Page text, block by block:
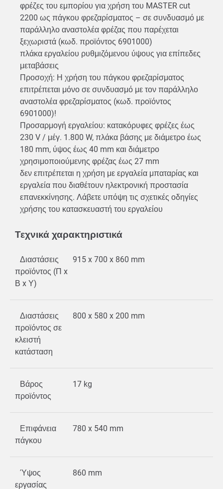
φρέζες του εμπορίου για χρήση του MASTER cut
2200 ως πάγκου φρεζαρίσματος – σε συνδυασμό με
παράλληλο αναστολέα φρέζας που παρέχεται
ξεχωριστά (κωδ. προϊόντος 6901000)
πλάκα εργαλείου ρυθμιζόμενου ύψους για επίπεδες
μεταβάσεις
Προσοχή: Η χρήση του πάγκου φρεζαρίσματος
επιτρέπεται μόνο σε συνδυασμό με τον παράλληλο
αναστολέα φρεζαρίσματος (κωδ. προϊόντος
6901000)!
Προσαρμογή εργαλείου: κατακόρυφες φρέζες έως
230 V / μέγ. 1.800 W, πλάκα βάσης με διάμετρο έως
180 mm, ύψος έως 40 mm και διάμετρο
χρησιμοποιούμενης φρέζας έως 27 mm
δεν επιτρέπεται η χρήση με εργαλεία μπαταρίας και
εργαλεία που διαθέτουν ηλεκτρονική προστασία
επανεκκίνησης. Λάβετε υπόψη τις σχετικές οδηγίες
χρήσης του κατασκευαστή του εργαλείου
Τεχνικά χαρακτηριστικά
Διαστάσεις
προϊόντος (Π x
Β x Υ)
915 x 700 x 860 mm
Διαστάσεις
προϊόντος σε
κλειστή
κατάσταση
800 x 580 x 200 mm
Βάρος
προϊόντος
17 kg
Επιφάνεια
πάγκου
780 x 540 mm
Ύψος
εργασίας
860 mm